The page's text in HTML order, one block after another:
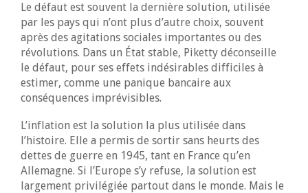
Le défaut est souvent la dernière solution, utilisée
par les pays qui n’ont plus d’autre choix, souvent
après des agitations sociales importantes ou des
révolutions. Dans un État stable, Piketty déconseille
le défaut, pour ses effets indésirables difficiles à
estimer, comme une panique bancaire aux
conséquences imprévisibles.
L’inflation est la solution la plus utilisée dans
l’histoire. Elle a permis de sortir sans heurts des
dettes de guerre en 1945, tant en France qu’en
Allemagne. Si l’Europe s’y refuse, la solution est
largement privilégiée partout dans le monde. Mais le